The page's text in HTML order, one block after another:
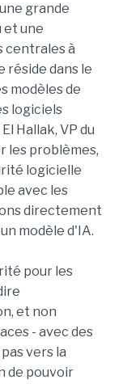
grande
et une
centrales à
réside dans le
modèles de
logiciels
Hallak, VP du
les problèmes,
logicielle
avec les
directement
modèle d'IA.
pour les
et non
- avec des
vers la
de pouvoir